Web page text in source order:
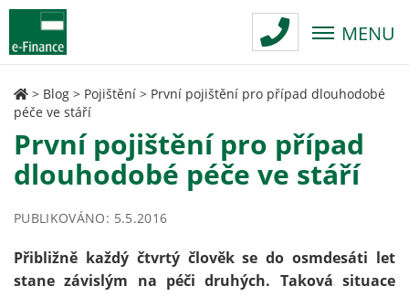
MENU
> Blog > Pojištění > První pojištění pro případ dlouhodobé
péče ve stáří
První pojištění pro případ
dlouhodobé péče ve stáří
PUBLIKOVÁNO: 5.5.2016
Přibližně každý čtvrtý člověk se do osmdesáti let
stane závislým na péči druhých. Taková situace